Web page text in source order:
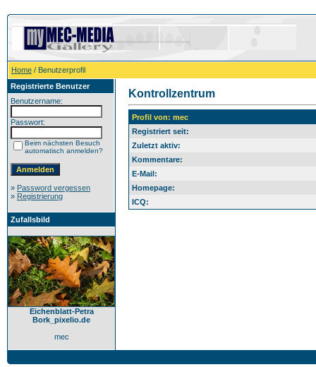
Home / Benutzerprofil
Registrierte Benutzer
Benutzername:
Passwort:
Beim nächsten Besuch
automatisch anmelden?
» Password vergessen
» Registrierung
Zufallsbild
Eichenblatt-Petra
Bork_pixelio.de
mec
Kontrollzentrum
Profil von: mec
Registriert seit:
Zuletzt aktiv:
Kommentare:
E-Mail:
Homepage:
ICQ: